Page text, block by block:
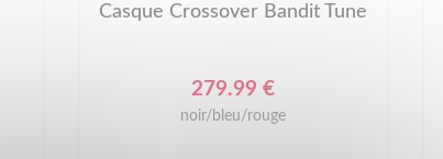
Casque Crossover Bandit Tune
279.99 €
noir/bleu/rouge